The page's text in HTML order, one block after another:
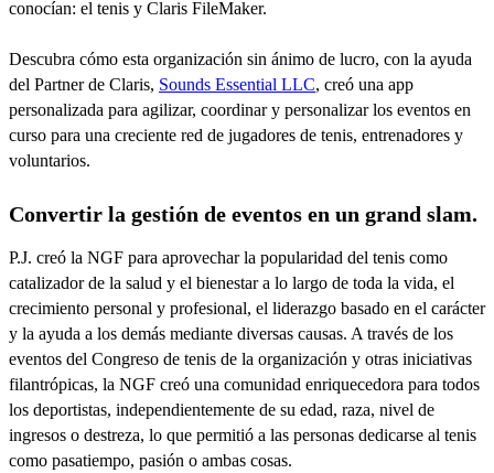
conocían: el tenis y Claris FileMaker.
Descubra cómo esta organización sin ánimo de lucro, con la ayuda
del Partner de Claris, Sounds Essential LLC, creó una app
personalizada para agilizar, coordinar y personalizar los eventos en
curso para una creciente red de jugadores de tenis, entrenadores y
voluntarios.
Convertir la gestión de eventos en un grand slam.
P.J. creó la NGF para aprovechar la popularidad del tenis como
catalizador de la salud y el bienestar a lo largo de toda la vida, el
crecimiento personal y profesional, el liderazgo basado en el carácter
y la ayuda a los demás mediante diversas causas. A través de los
eventos del Congreso de tenis de la organización y otras iniciativas
filantrópicas, la NGF creó una comunidad enriquecedora para todos
los deportistas, independientemente de su edad, raza, nivel de
ingresos o destreza, lo que permitió a las personas dedicarse al tenis
como pasatiempo, pasión o ambas cosas.